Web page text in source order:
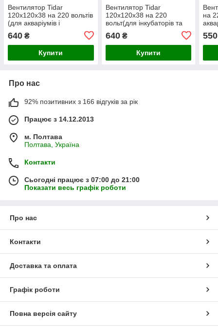
Вентилятор Tidar
120x120x38 на 220 вольтів
(для акваріумів і
640 ₴
Купити
Вентилятор Tidar
120x120x38 на 220
вольт(для інкубаторів та
640₴
Купити
на
550
Про нас
92% позитивних з 166 відгуків за рік
Працює з 14.12.2013
м. Полтава
Полтава, Україна
Контакти
Сьогодні працює з 07:00 до 21:00
Показати весь графік роботи
Про нас
Контакти
Доставка та оплата
Графік роботи
Повна версія сайту